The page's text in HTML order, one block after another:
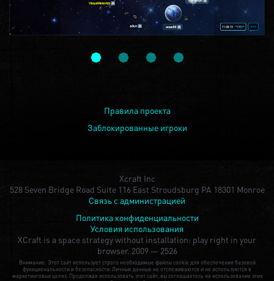
Правила проекта
Заблокированные игроки
Xcraft Inc
528 Seven Bridge Road Suite 116 East Stroudsburg PA 18301 Monroe
Связь с администрацией
Политика конфиденциальности
Условия использования
XCraft is a space strategy without installation: play right in your
browser. 2009 — 2526
Внимание: Этот сайт использует строго необходимые файлы cookie для обеспечения базовой
функциональности и безопасности. Личные данные не отслеживаются и не используются в
маркетинговых целях. Продолжая использовать этот сайт, вы соглашаетесь на использование этих